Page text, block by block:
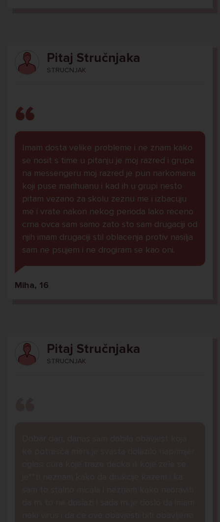
Pitaj Stručnjaka
STRUCNJAK
Imam dosta velike probleme i ne znam kako
se nosit s time u pitanju je moj razred i grupa
na messengeru moj razred je pun narkomana
koji puse marihuanu i kad ih u grupi nesto
pitam vezano za skolu zeznu me i izbacuju
me i vrate nakon nekog perioda lako receno
crna ovca sam samo zato sto sam drugaciji od
njih imam drugaciji stil oblacenja protiv nasilja
sam ne psujem i ne drogiram se kao oni.
Miha, 16
Pitaj Stručnjaka
STRUCNJAK